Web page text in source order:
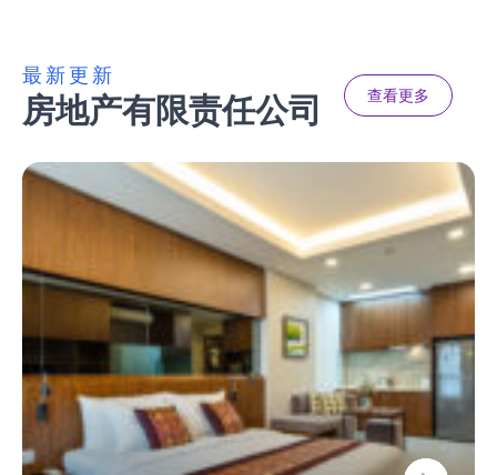
最新更新
房地产有限责任公司 查看更多
已租